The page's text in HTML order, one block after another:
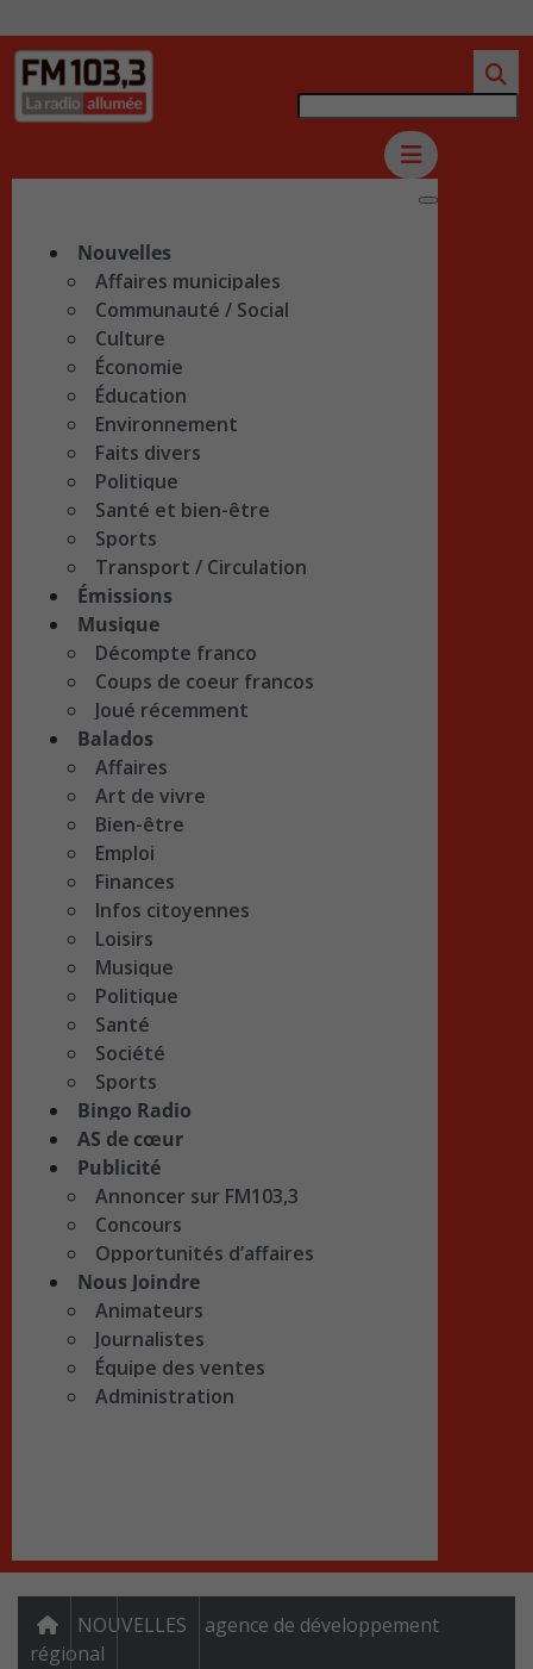
Nouvelles
Affaires municipales
Communauté / Social
Culture
Économie
Éducation
Environnement
Faits divers
Politique
Santé et bien-être
Sports
Transport / Circulation
Émissions
Musique
Décompte franco
Coups de coeur francos
Joué récemment
Balados
Affaires
Art de vivre
Bien-être
Emploi
Finances
Infos citoyennes
Loisirs
Musique
Politique
Santé
Société
Sports
Bingo Radio
AS de cœur
Publicité
Annoncer sur FM103,3
Concours
Opportunités d’affaires
Nous Joindre
Animateurs
Journalistes
Équipe des ventes
Administration
NOUVELLES
agence de développement
régional